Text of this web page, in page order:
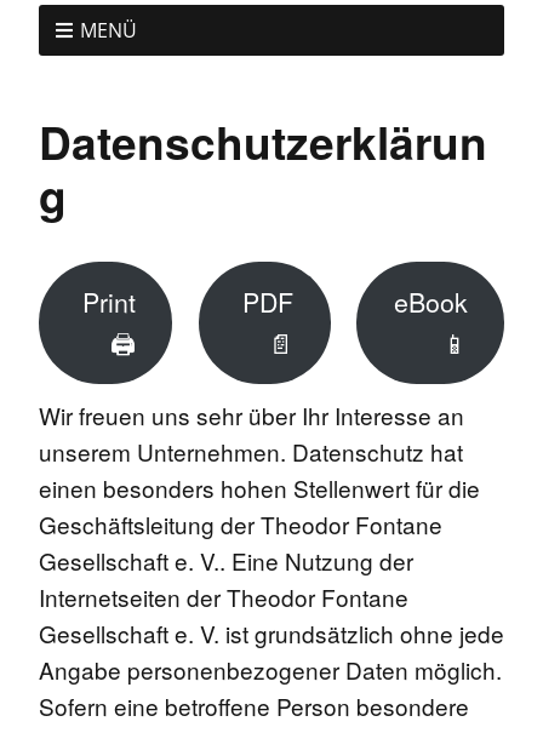
MENÜ
Datenschutzerklärun
g
Print
🖨
PDF
📄
eBook
📱
Wir freuen uns sehr über Ihr Interesse an
unserem Unternehmen. Datenschutz hat
einen besonders hohen Stellenwert für die
Geschäftsleitung der Theodor Fontane
Gesellschaft e. V.. Eine Nutzung der
Internetseiten der Theodor Fontane
Gesellschaft e. V. ist grundsätzlich ohne jede
Angabe personenbezogener Daten möglich.
Sofern eine betroffene Person besondere